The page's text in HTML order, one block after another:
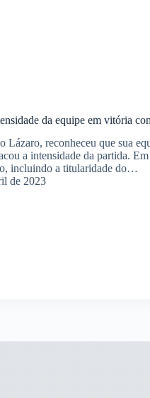
da equipe em vitória
Lázaro, reconheceu que sua
a intensidade da partida.
incluindo a titularidade do…
de 2023